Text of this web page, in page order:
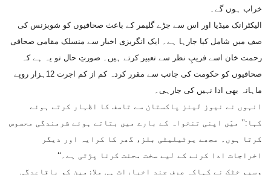
خراب ہوں گے۔
الیکٹرانک میڈیا اور اس سے جڑے گلیمر کے باعث صحافیوں کو شوبزنس کی
صف میں شامل کیا جارہا ہے۔ ایک انگریزی اخبار سے منسلک مقامی صحافی
رحمت خان اسے فریبِ نظر سے تعبیر کرتے ہیں۔ صورتِ حال تو یہ ہے کہ
صحافیوں کو حکومت کی جانب سے مقرر کردہ کم از کم اجرت 12ہزار روپے
ماہانہ بھی ادا نہیں کی جارہی۔
انہوں نے نیوز لینز پاکستان سے تاسف کا اظہار کرتے ہوئے
کہا:’’ میَں اپنی تنخواہ کے بارے میں بتاتے ہوئے شرمندگی محسوس
کرتا ہوں۔ مجھے یوٹیلیٹی بلز، گھر کا کرایہ اور دیگر
اخراجات ادا کرنے کے لیے سخت محنت کرنا پڑتی ہے۔‘‘
وسیم خٹک نے کہاکہ صرف چند اخبارات ہی ملازمین کو باقاعدگی